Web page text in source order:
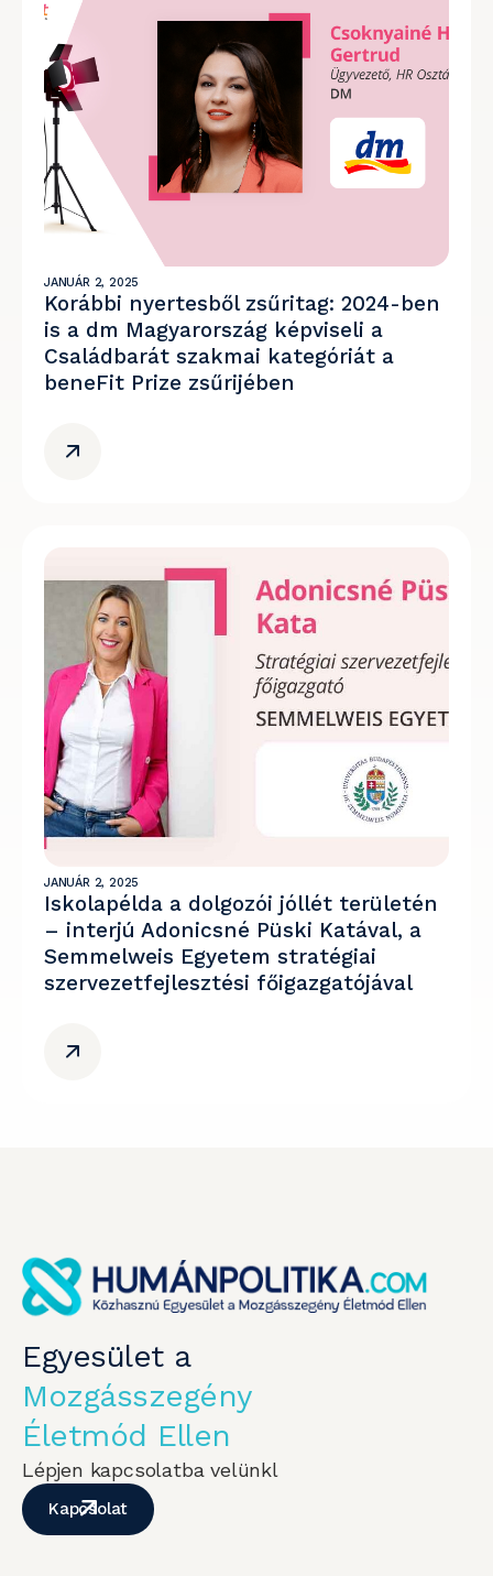
JANUÁR 2, 2025
Korábbi nyertesből zsűritag: 2024-ben
is a dm Magyarország képviseli a
Családbarát szakmai kategóriát a
beneFit Prize zsűrijében
JANUÁR 2, 2025
Iskolapélda a dolgozói jóllét területén
– interjú Adonicsné Püski Katával, a
Semmelweis Egyetem stratégiai
szervezetfejlesztési főigazgatójával
Egyesület a
Mozgásszegény
Életmód Ellen
Lépjen kapcsolatba velünkl
Kapcsolat